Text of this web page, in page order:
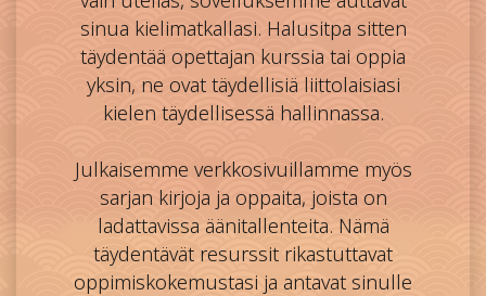
sinua kielimatkallasi. Halusitpa sitten
täydentää opettajan kurssia tai oppia
yksin, ne ovat täydellisiä liittolaisiasi
kielen täydellisessä hallinnassa.
Julkaisemme verkkosivuillamme myös
sarjan kirjoja ja oppaita, joista on
ladattavissa äänitallenteita. Nämä
täydentävät resurssit rikastuttavat
oppimiskokemustasi ja antavat sinulle